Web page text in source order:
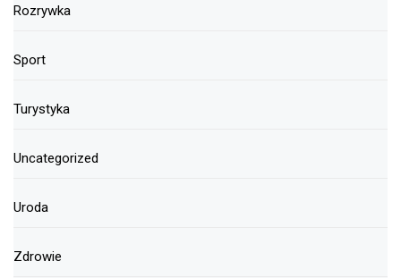
Rozrywka
Sport
Turystyka
Uncategorized
Uroda
Zdrowie